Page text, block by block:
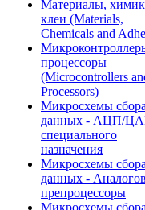
Материалы,
клеи (Materials,
Chemicals and
процессоры
(Microcontrollers
Processors)
Микросхемы сбора
данных - АЦП/
специального
назначения
Микросхемы сбора
данных -
препроцессоры
Микросхемы сбора